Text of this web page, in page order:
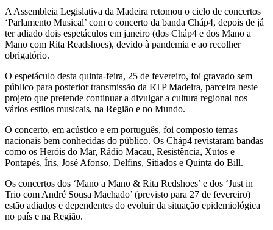
A Assembleia Legislativa da Madeira retomou o ciclo de concertos
‘Parlamento Musical’ com o concerto da banda Cháp4, depois de já
ter adiado dois espetáculos em janeiro (dos Cháp4 e dos Mano a
Mano com Rita Readshoes), devido à pandemia e ao recolher
obrigatório.
O espetáculo desta quinta-feira, 25 de fevereiro, foi gravado sem
público para posterior transmissão da RTP Madeira, parceira neste
projeto que pretende continuar a divulgar a cultura regional nos
vários estilos musicais, na Região e no Mundo.
O concerto, em acústico e em português, foi composto temas
nacionais bem conhecidas do público. Os Cháp4 revistaram bandas
como os Heróis do Mar, Rádio Macau, Resistência, Xutos e
Pontapés, Íris, José Afonso, Delfins, Sitiados e Quinta do Bill.
Os concertos dos ‘Mano a Mano & Rita Redshoes’ e dos ‘Just in
Trio com André Sousa Machado’ (previsto para 27 de fevereiro)
estão adiados e dependentes do evoluir da situação epidemiológica
no país e na Região.